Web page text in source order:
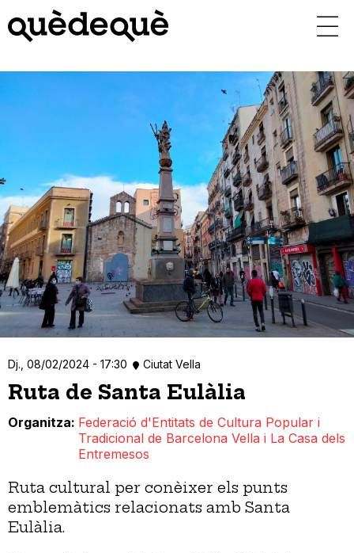
contingut
Dj., 08/02/2024 - 17:30 Ciutat Vella
Ruta de Santa Eulàlia
Organitza Federació d'Entitats de Cultura Popular i
Tradicional de Barcelona Vella i La Casa dels
Entremesos
Ruta cultural per conèixer els punts
emblemàtics relacionats amb Santa
Eulàlia.